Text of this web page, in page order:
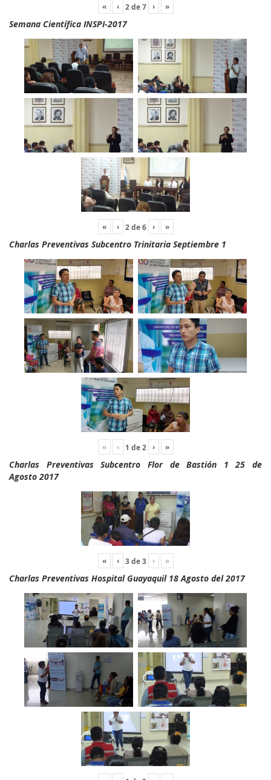
« ‹ 2de7 › »
Semana Científica INSPI-2017
« ‹ 2de6 › »
Charlas Preventivas Subcentro Trinitaria Septiembre 1
« ‹ 1 de2 › »
Charlas Preventivas Subcentro Flor de Bastión 1 25 de
Agosto 2017
« ‹ 3de3 › »
Charlas Preventivas Hospital Guayaquil 18 Agosto del 2017